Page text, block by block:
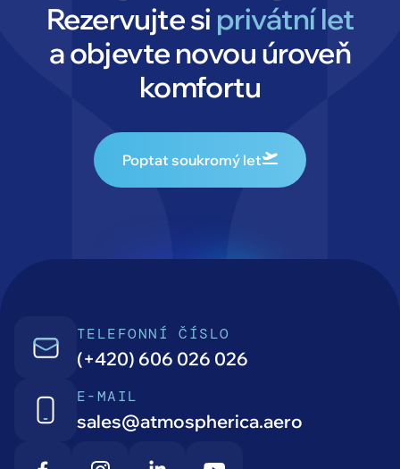
Rezervujte si privátní let
a objevte novou úroveň
komfortu
Poptat soukromý let
TELEFONNÍ ČÍSLO
(+420) 606 026 026
E-MAIL
sales@atmospherica.aero